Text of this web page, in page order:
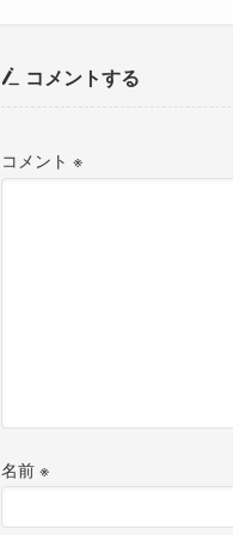
コメントする
コメント ※
名前※